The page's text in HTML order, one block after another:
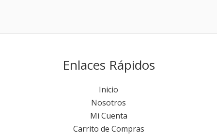
Enlaces Rápidos
Inicio
Nosotros
Mi Cuenta
Carrito de Compras